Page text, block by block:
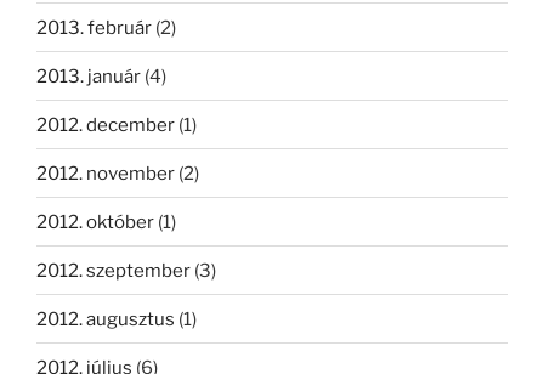
2013. február (2)
2013. január (4)
2012. december (1)
2012. november (2)
2012. október (1)
2012. szeptember (3)
2012. augusztus (1)
2012. július (6)